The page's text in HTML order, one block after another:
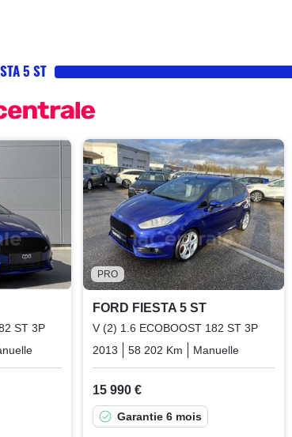
5 ST
ST 3P
PRO
FORD FIESTA 5 ST
V (2) 1.6 ECOBOOST 182 ST 3P
2013
58 202 Km Manuelle
15 990 €
Garantie 6 mois